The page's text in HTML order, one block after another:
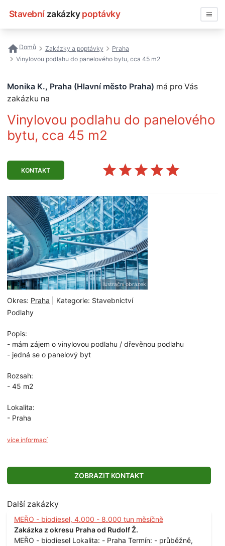
Stavební zakázky poptávky
Všechny zakázky
Nejčastější vyhledávání
Domů Zakázky a poptávky
Praha
Vinylovou podlahu do panelového bytu, cca 45 m2
Monika K., Praha (Hlavní město Praha) má pro Vás
zakázku na
Vinylovou podlahu do panelového
bytu, cca 45 m2
KONTAKT
Okres: Praha | Kategorie: Stavebnictví
Podlahy
Popis:
- mám zájem o vinylovou podlahu / dřevěnou podlahu
- jedná se o panelový byt
Rozsah:
- 45 m2
Lokalita:
- Praha
více informací
ZOBRAZIT KONTAKT
Další zakázky
MEŘO - biodiesel, 4.000 - 8.000 tun měsíčně
Zakázka z okresu Praha od Rudolf Ž.
MEŘO - biodiesel Lokalita: - Praha Termín: - průběžně,
ilustrační obrázek